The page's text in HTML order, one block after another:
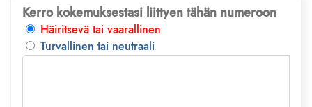
Kerro kokemuksestasi liittyen tähän numeroon
Häiritsevä tai vaarallinen
Turvallinen tai neutraali